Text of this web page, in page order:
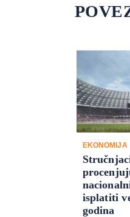
EKONOMIJA
isplatiti
godina